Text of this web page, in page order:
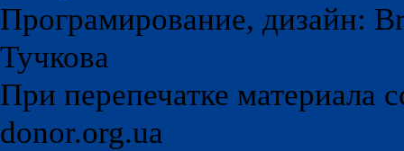
Програмирование, дизайн:
Тучкова
При перепечатке материала
donor.org.ua